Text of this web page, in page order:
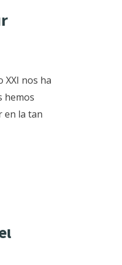
XXI nos ha
hemos
en la tan